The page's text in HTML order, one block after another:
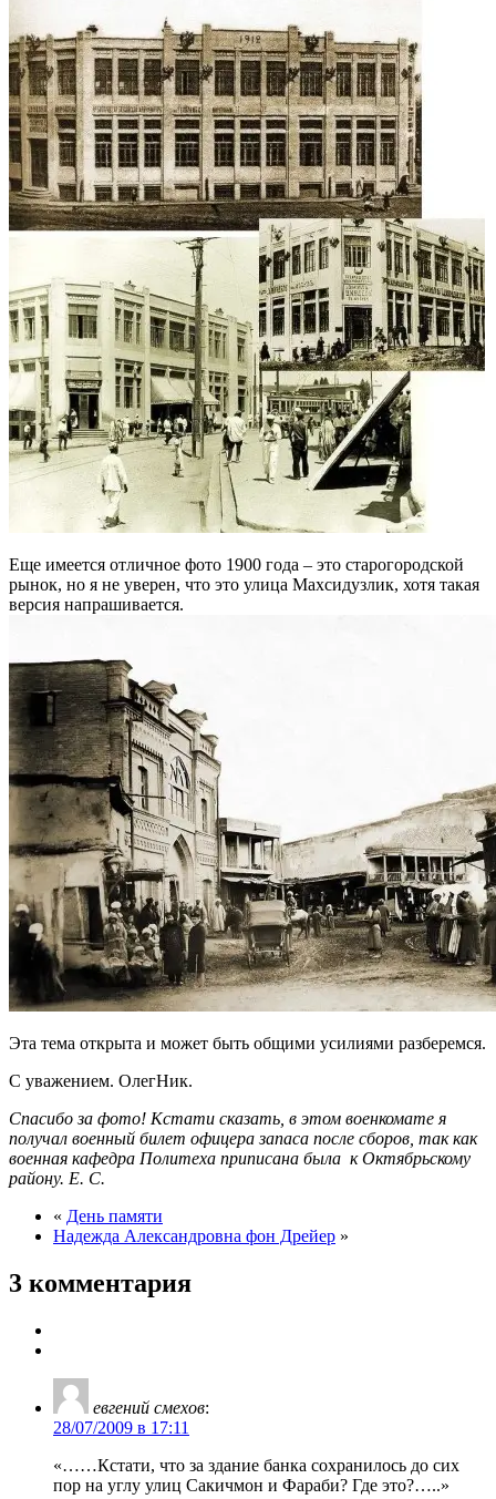
Еще имеется отличное фото 1900 года – это старогородской
рынок, но я не уверен, что это улица Махсидузлик, хотя такая
версия напрашивается.
Эта тема открыта и может быть общими усилиями разберемся.
С уважением. ОлегНик.
Спасибо за фото! Кстати сказать, в этом военкомате я
получал военный билет офицера запаса после сборов, так как
военная кафедра Политеха приписана была к Октябрьскому
району. Е. С.
« День памяти
Надежда Александровна фон Дрейер »
3 комментария
евгений смехов:
28/07/2009 в 17:11
«……Кстати, что за здание банка сохранилось до сих
пор на углу улиц Сакичмон и Фараби? Где это?…..»